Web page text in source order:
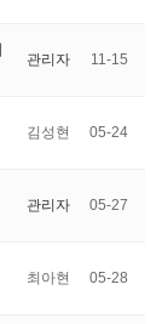
관리자 11-15
김성현 05-24
관리자 05-27
최아현 05-28